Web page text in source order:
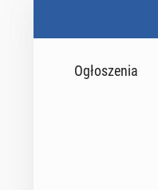
Ogłoszenia